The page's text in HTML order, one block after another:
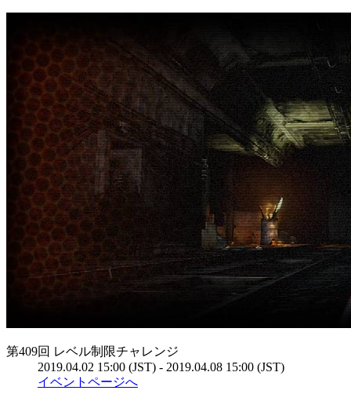
第409回 レベル制限チャレンジ
2019.04.02 15:00 (JST) - 2019.04.08 15:00 (JST)
イベントページへ